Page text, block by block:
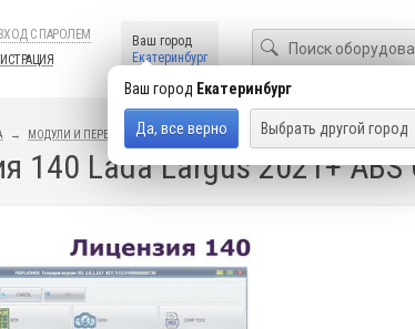
ВХОД С ПАРОЛЕМ
Ваш город
Екатеринбург
Ваш город Екатеринбург
Да, все верно Выбрать другой город
МОДУЛИ И ПЕРЕХОДНИКИ M&D FLASHER
140 Lada Largus 2021+ ABS